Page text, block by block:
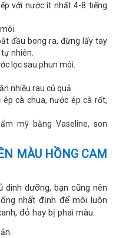
với nước ít nhất 4-8 tiếng
đầu bong ra, đừng lấy tay
nhiên.
lọc sau phun môi.
nhiều rau củ quả.
cà chua, nước ép cà rốt,
mỹ bằng Vaseline, son
MÀU HỒNG CAM
dưỡng, bạn cũng nên
nhất định để môi luôn
đỏ hay bị phai màu.